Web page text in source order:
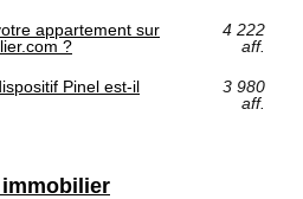
appartement sur
?
4 222
aff.
Pinel est-il
3 980
aff.